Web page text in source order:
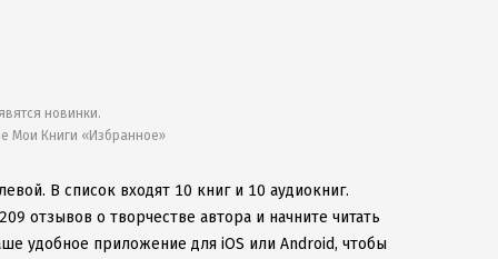
новинки.
Мои Книги «Избранное»
В список входят 10 книг и 10 аудиокниг.
отзывов о творчестве автора и начните читать
удобное приложение для iOS или Android, чтобы